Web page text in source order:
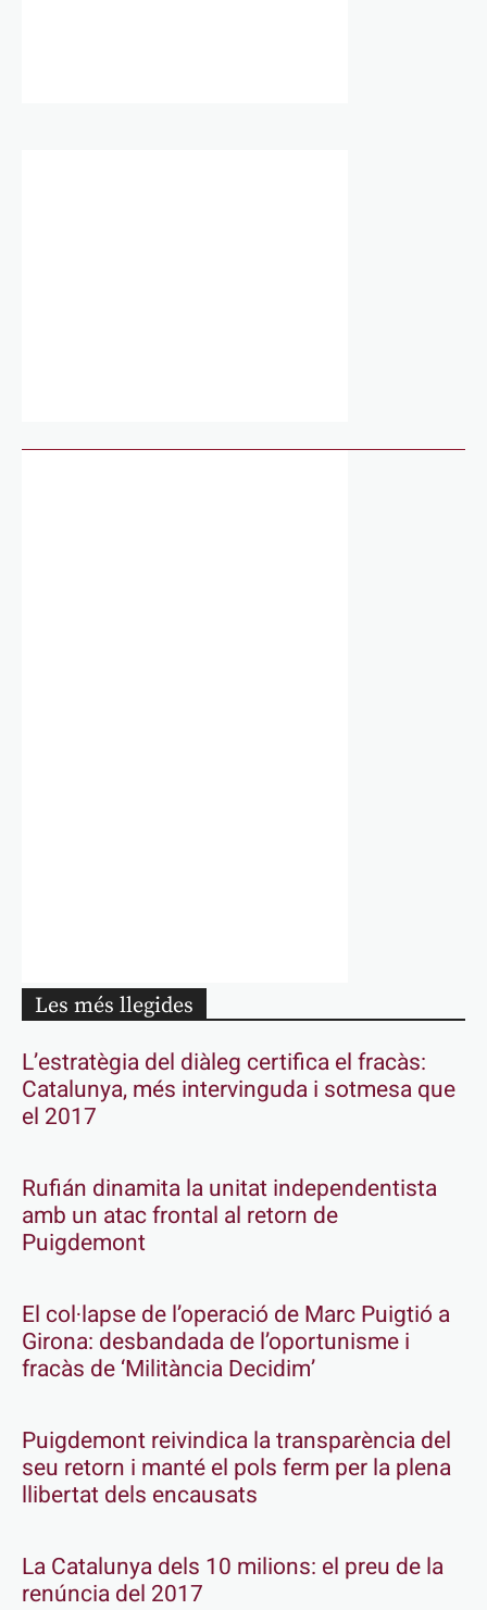
Les més llegides
L’estratègia del diàleg certifica el fracàs:
Catalunya, més intervinguda i sotmesa que
el 2017
Rufián dinamita la unitat independentista
amb un atac frontal al retorn de
Puigdemont
El col·lapse de l’operació de Marc Puigtió a
Girona: desbandada de l’oportunisme i
fracàs de ‘Militància Decidim’
Puigdemont reivindica la transparència del
seu retorn i manté el pols ferm per la plena
llibertat dels encausats
La Catalunya dels 10 milions: el preu de la
renúncia del 2017